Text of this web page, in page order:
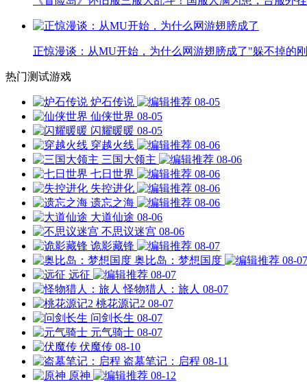
正惊漫谈：从MU开始，为什么网游翅膀成了"躲不掉的
热门测试游戏
炉石传说
08-05
仙侠世界 08-05
闪耀暖暖 08-05
穿越火线
08-06
三国大领主
08-06
七日世界
08-06
失控进化
08-06
遗忘之海
08-06
大道仙途 08-06
不思议迷宫 08-06
诡影藏锋
08-07
奥比岛：梦想国度
08-07
远征
08-07
怪物猎人：旅人 08-07
桃花源记2 08-07
问剑长生 08-07
元气骑士 08-07
伏魔传 08-10
盗墓笔记：启程 08-11
原神
08-12